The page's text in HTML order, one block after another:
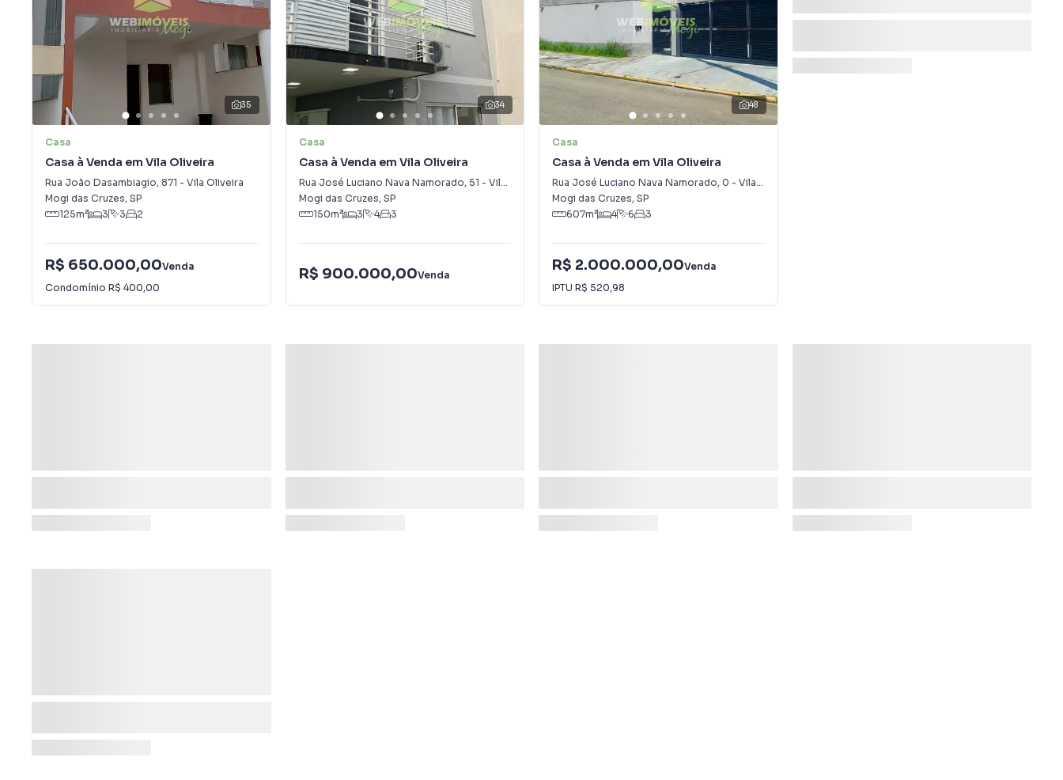
35
Casa
Casa à Venda em Vila Oliveira
Rua João Dasambiagio, 871 - Vila Oliveira
Mogi das Cruzes, SP
125m² 3 3 2
R$ 650.000,00Venda
Condomínio R$ 400,00
34
Casa
Casa à Venda em Vila Oliveira
Rua José Luciano Nava Namorado, 51 - Vila Oliveira
Mogi das Cruzes, SP
150m² 3 4 3
R$ 900.000,00Venda
48
Casa
Casa à Venda em Vila Oliveira
Rua José Luciano Nava Namorado, 0 - Vila Oliveira
Mogi das Cruzes, SP
607m² 4 6 3
R$ 2.000.000,00Venda
IPTU R$ 520,98